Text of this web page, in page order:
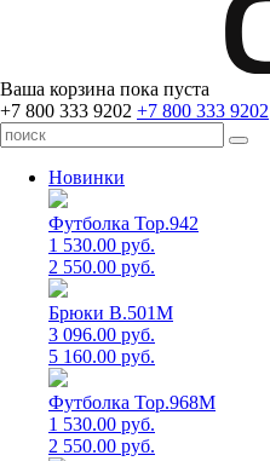
Ваша корзина пока пуста
+7 800 333 9202 +7 800 333 9202
Новинки
Футболка Top.942
1 530.00 руб.
2 550.00 руб.
Брюки B.501M
3 096.00 руб.
5 160.00 руб.
Футболка Top.968M
1 530.00 руб.
2 550.00 руб.